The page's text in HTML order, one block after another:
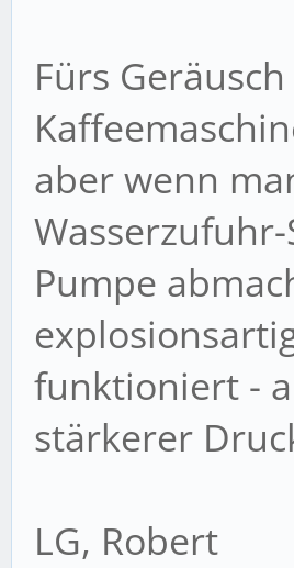
Fürs
aber wenn
Pumpe
funktioniert -
stärkerer
LG, Robert